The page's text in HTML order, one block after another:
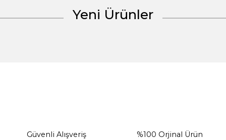
Yeni Ürünler
Güvenli Alışveriş %100 Orjinal Ürün